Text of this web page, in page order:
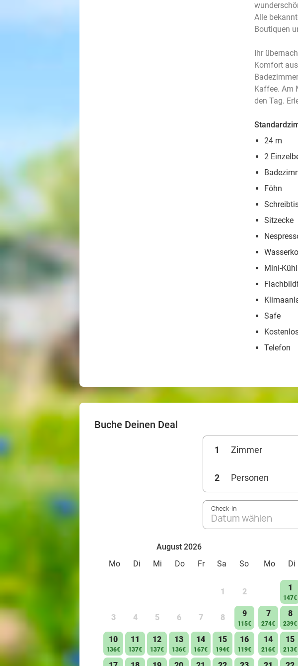
Alle
Boutiquen
Ihr
Komfort
Kaffee. Am
den Tag.
24 m
2
Föhn
Sitzecke
Mini-
Safe
Telefon
Buche Deinen Deal
1 Zimmer
2 Personen
Check-In
Datum wählen
August 2026
Mo
Di Mi Do Fr Sa So
1 2
3 4 5 6 7 8 9
115€
10
136€
11
137€
12
137€
13
136€
14
167€
15
194€
16
119€
Mo
Di
1
147€
7
274€
8
239€
14
216€
15
213€